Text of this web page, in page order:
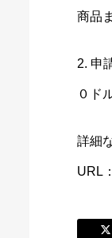
商品
2. 申
０ド
詳細
URL：